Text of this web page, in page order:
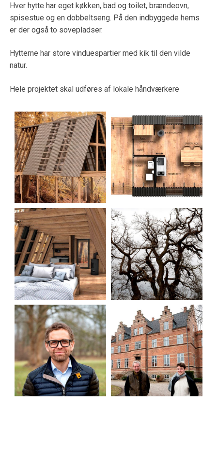
Hver hytte har eget køkken, bad og toilet, brændeovn,
spisestue og en dobbeltseng. På den indbyggede hems
er der også to sovepladser.
Hytterne har store vinduespartier med kik til den vilde
natur.
Hele projektet skal udføres af lokale håndværkere